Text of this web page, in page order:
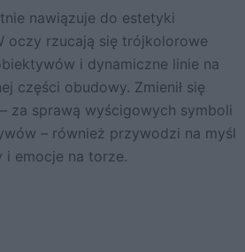
nawiązuje do estetyki
oczy rzucają się trójkolorowe
i dynamiczne linie na
części obudowy. Zmienił się
za sprawą wyścigowych symboli
– również przywodzi na myśl
i emocje na torze.